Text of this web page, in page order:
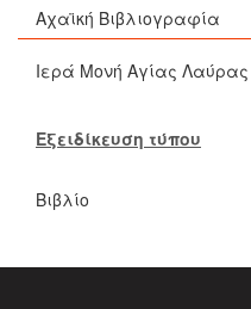
Αχαϊκή Βιβλιογραφία
Ιερά Μονή Αγίας Λαύρας
Εξειδίκευση τύπου
Βιβλίο